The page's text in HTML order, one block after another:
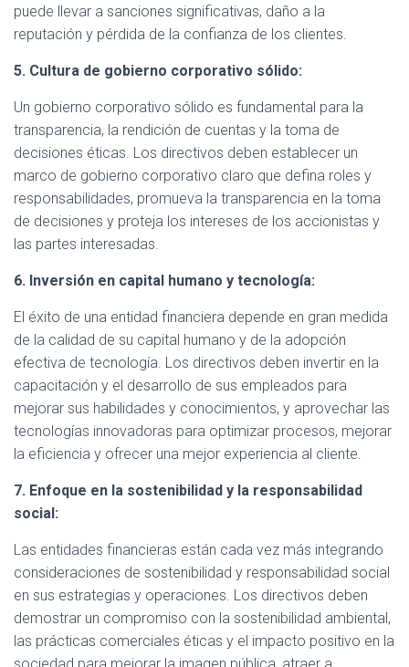
puede llevar a sanciones significativas, daño a la
reputación y pérdida de la confianza de los clientes.
5. Cultura de gobierno corporativo sólido:
Un gobierno corporativo sólido es fundamental para la
transparencia, la rendición de cuentas y la toma de
decisiones éticas. Los directivos deben establecer un
marco de gobierno corporativo claro que defina roles y
responsabilidades, promueva la transparencia en la toma
de decisiones y proteja los intereses de los accionistas y
las partes interesadas.
6. Inversión en capital humano y tecnología:
El éxito de una entidad financiera depende en gran medida
de la calidad de su capital humano y de la adopción
efectiva de tecnología. Los directivos deben invertir en la
capacitación y el desarrollo de sus empleados para
mejorar sus habilidades y conocimientos, y aprovechar las
tecnologías innovadoras para optimizar procesos, mejorar
la eficiencia y ofrecer una mejor experiencia al cliente.
7. Enfoque en la sostenibilidad y la responsabilidad
social:
Las entidades financieras están cada vez más integrando
consideraciones de sostenibilidad y responsabilidad social
en sus estrategias y operaciones. Los directivos deben
demostrar un compromiso con la sostenibilidad ambiental,
las prácticas comerciales éticas y el impacto positivo en la